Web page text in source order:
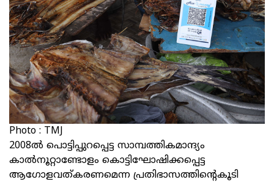
Photo : TMJ
2008ൽ പൊട്ടിപ്പുറപ്പെട്ട സാമ്പത്തികമാന്ദ്യം
കാൽനൂറ്റാണ്ടോളം കൊട്ടിഘോഷിക്കപ്പെട്ട
ആഗോളവത്കരണമെന്ന പ്രതിഭാസത്തിന്റെകൂടി